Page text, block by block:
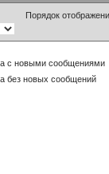
Порядок
с новыми сообщениями
без новых сообщений